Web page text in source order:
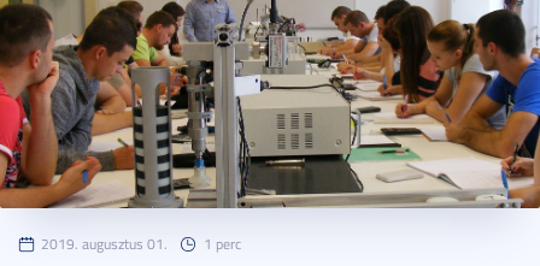
2019. augusztus 01. 1 perc